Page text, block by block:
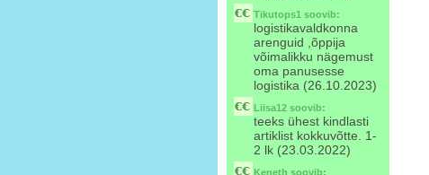
Tikutops1 soovib:
logistikavaldkonna
arenguid ,õppija
võimalikku nägemust
oma panusesse
logistika (26.10.2023)
Liisa12 soovib:
teeks ühest kindlasti
artiklist kokkuvõtte. 1-
2 lk (23.03.2022)
Keneth soovib: